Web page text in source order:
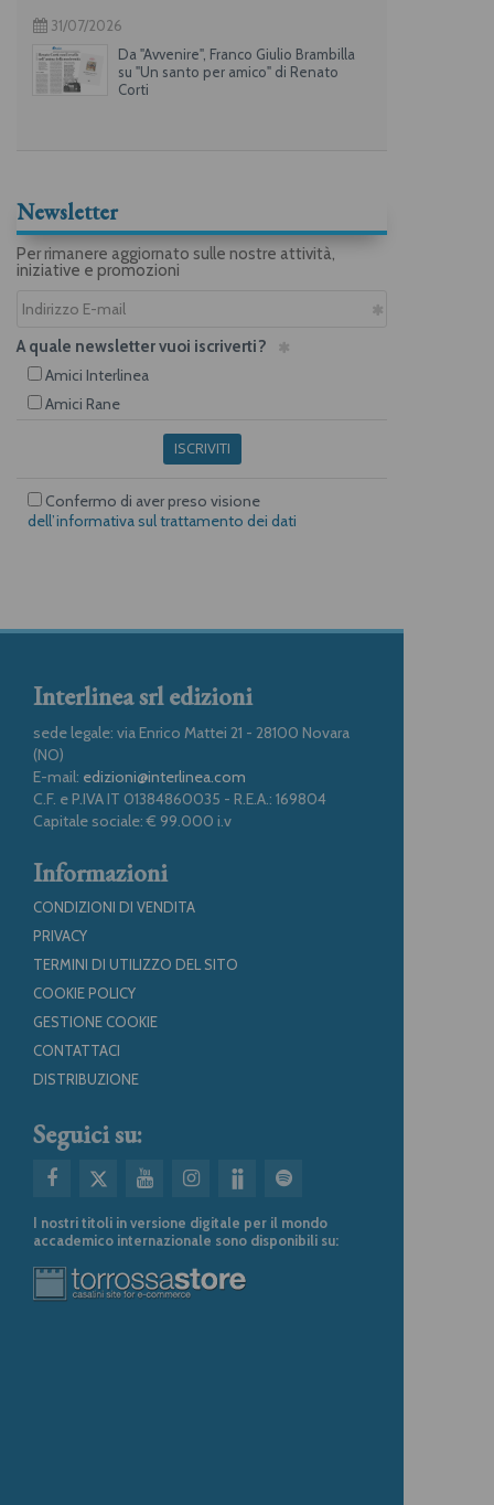
31/07/2026
Da "Avvenire", Franco Giulio Brambilla
su "Un santo per amico" di Renato
Corti
Newsletter
Per rimanere aggiornato sulle nostre attività,
iniziative e promozioni
A quale newsletter vuoi iscriverti?
Amici Interlinea
Amici Rane
ISCRIVITI
Confermo di aver preso visione
dell’informativa sul trattamento dei dati
Interlinea srl edizioni
sede legale: via Enrico Mattei 21 - 28100 Novara
(NO)
E-mail: edizioni@interlinea.com
C.F. e P.IVA IT 01384860035 - R.E.A.: 169804
Capitale sociale: € 99.000 i.v
Informazioni
CONDIZIONI DI VENDITA
PRIVACY
TERMINI DI UTILIZZO DEL SITO
COOKIE POLICY
GESTIONE COOKIE
CONTATTACI
DISTRIBUZIONE
Seguici su:
I nostri titoli in versione digitale per il mondo
accademico internazionale sono disponibili su: